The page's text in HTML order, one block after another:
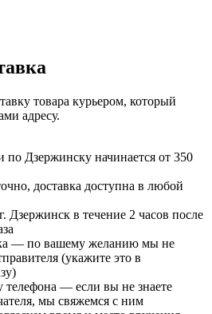
товара курьером, который
адресу.
по Дзержинску начинается от 350
доставка доступна в любой
Дзержинск в течение 2 часов после
— по вашему желанию мы не
(укажите это в
телефона — если вы не знаете
мы свяжемся с ним